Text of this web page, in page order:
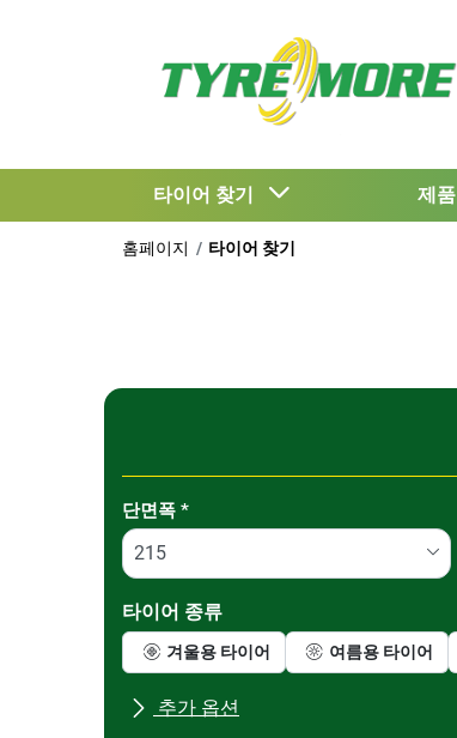
타이어 찾기 제품
홈페이지 타이어 찾기
Tab updated: 사이즈로 찾기
단면폭 *
타이어 종류
겨울용 타이어 여름용 타이어
추가 옵션